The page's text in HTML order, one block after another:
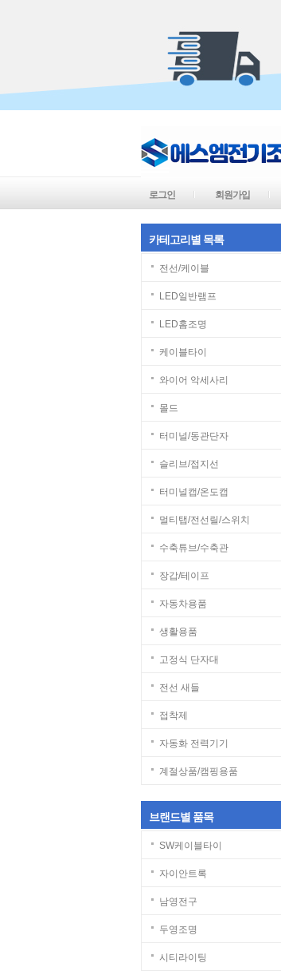
로그인 회원가입
카테고리별 목록
전선/케이블
LED일반램프
LED홈조명
케이블타이
와이어 악세사리
몰드
터미널/동관단자
슬리브/접지선
터미널캡/온도캡
멀티탭/전선릴/스위치
수축튜브/수축관
장갑/테이프
자동차용품
생활용품
고정식 단자대
전선 새들
접착제
자동화 전력기기
계절상품/캠핑용품
브랜드별 품목
SW케이블타이
자이안트록
남영전구
두영조명
시티라이팅